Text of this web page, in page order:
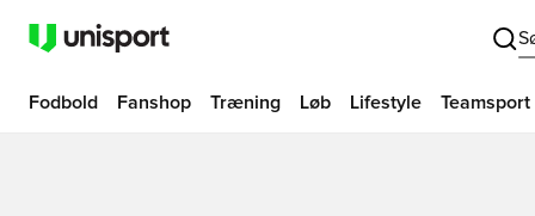
Fodbold Fanshop Træning Løb Lifestyle Teamsport